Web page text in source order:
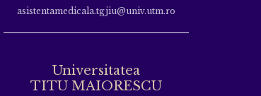
asistentamedicala.tgjiu@univ.utm.ro
Universitatea
TITU MAIORESCU